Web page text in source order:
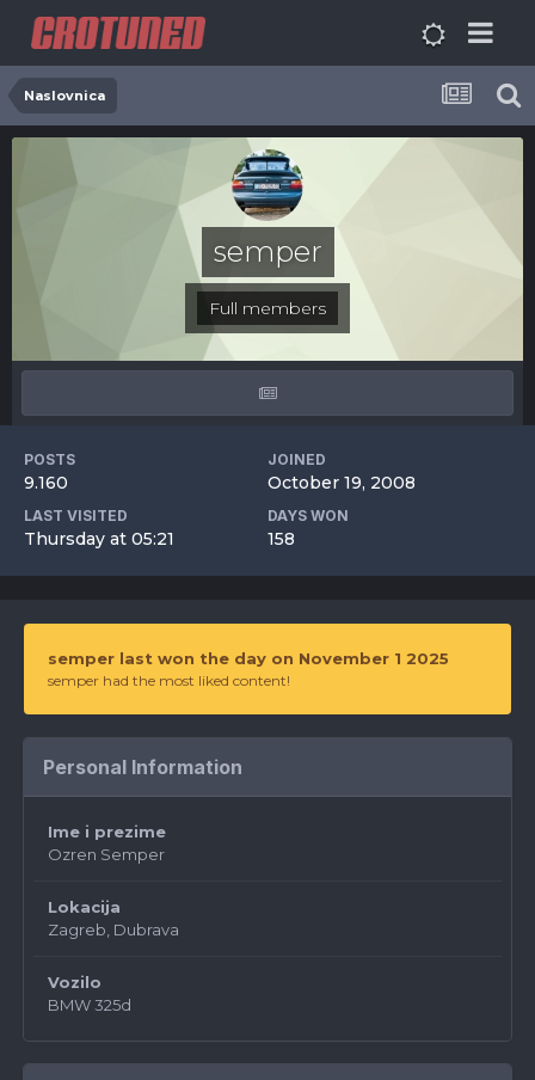
Naslovnica
semper
Full members
POSTS
9.160
JOINED
October 19, 2008
LAST VISITED
Thursday at 05:21
DAYS WON
158
semper last won the day on November 1 2025
semper had the most liked content!
Personal Information
Ime i prezime
Ozren Semper
Lokacija
Zagreb, Dubrava
Vozilo
BMW 325d